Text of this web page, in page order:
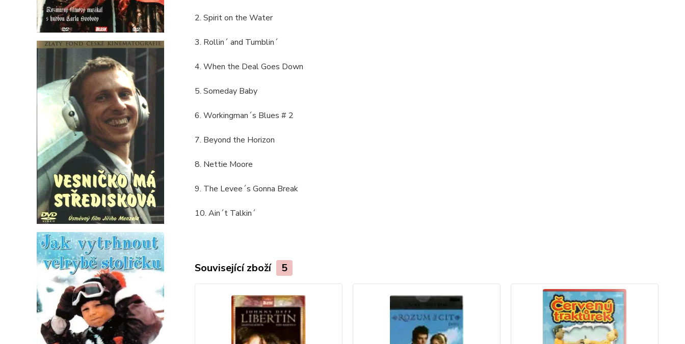
2. Spirit on the Water
3. Rollin´ and Tumblin´
4. When the Deal Goes Down
5. Someday Baby
6. Workingman´s Blues # 2
7. Beyond the Horizon
8. Nettie Moore
9. The Levee´s Gonna Break
10. Ain´t Talkin´
Související zboží 5